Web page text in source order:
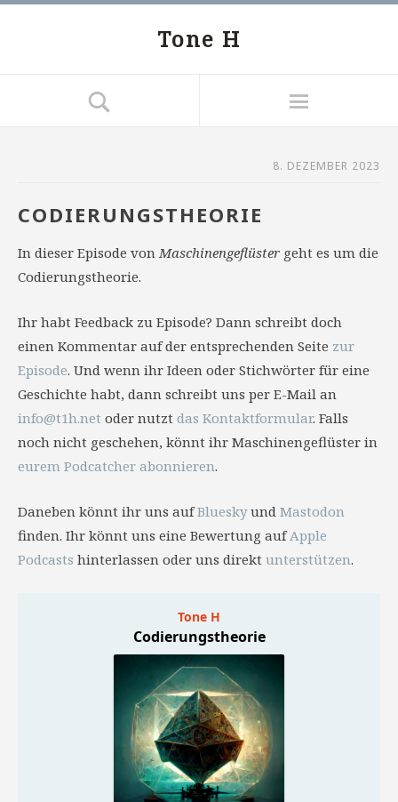
Tone H
8. DEZEMBER 2023
CODIERUNGSTHEORIE
In dieser Episode vonMaschinengeflüster geht es um die
Codierungstheorie.
Ihr habt Feedback zu Episode? Dann schreibt doch
einen Kommentar auf der entsprechenden Seite zur
Episode. Und wenn ihr Ideen oder Stichwörter für eine
Geschichte habt, dann schreibt uns per E-Mail an
info@t1h.net oder nutzt das Kontaktformular. Falls
noch nicht geschehen, könnt ihr Maschinengeflüster in
eurem Podcatcher abonnieren.
Daneben könnt ihr uns aufBlueskyund Mastodon
finden. Ihr könnt uns eine Bewertung aufApple
Podcasts hinterlassen oder uns direkt unterstützen.